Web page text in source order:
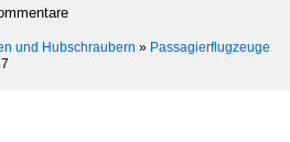
und Hubschraubern » Passagierflugzeuge